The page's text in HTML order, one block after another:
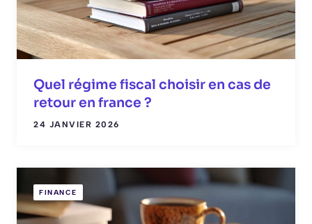
Quel régime fiscal choisir en cas de
retour en france ?
24 JANVIER 2026
FINANCE